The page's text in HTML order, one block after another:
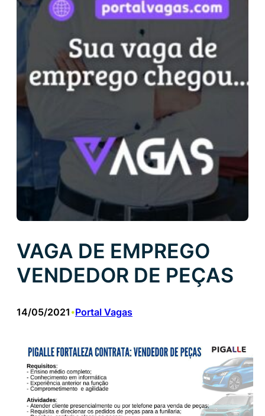
VAGA DE EMPREGO
VENDEDOR DE PEÇAS
14/05/2021 •Portal Vagas